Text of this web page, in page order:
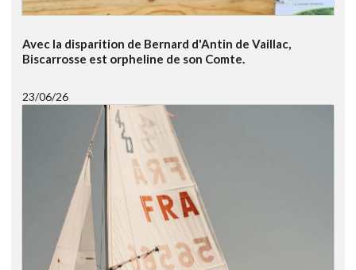
Avec la disparition de Bernard d'Antin de Vaillac,
Biscarrosse est orpheline de son Comte.
23/06/26